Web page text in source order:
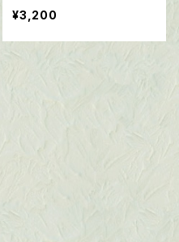
り （茜染め） 妊活 温
活
¥3,200